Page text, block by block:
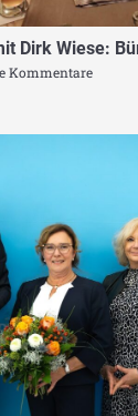
Dirk Wiese:
Kommentare